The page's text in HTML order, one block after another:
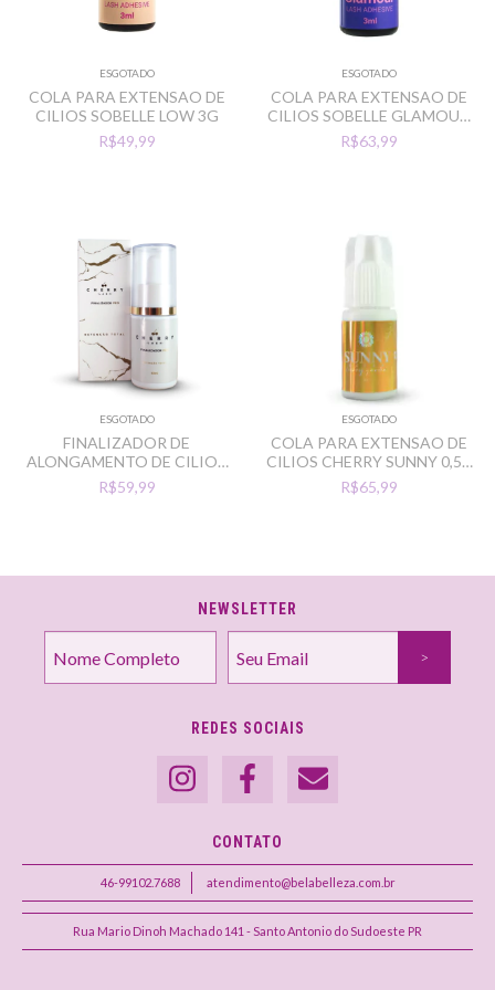
ESGOTADO
COLA PARA EXTENSAO DE
CILIOS SOBELLE LOW 3G
R$49,99
ESGOTADO
COLA PARA EXTENSAO DE
CILIOS SOBELLE GLAMOUR
3ML
R$63,99
ESGOTADO
FINALIZADOR DE
ALONGAMENTO DE CILIOS
CHERRY 40ML
R$59,99
ESGOTADO
COLA PARA EXTENSAO DE
CILIOS CHERRY SUNNY 0,5S
3G
R$65,99
NEWSLETTER
REDES SOCIAIS
CONTATO
46-99102.7688 atendimento@belabelleza.com.br
Rua Mario Dinoh Machado 141 - Santo Antonio do Sudoeste PR